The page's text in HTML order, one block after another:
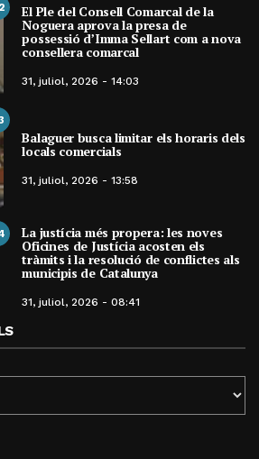
El Ple del Consell Comarcal de la
Noguera aprova la presa de
possessió d’Imma Sellart com a nova
consellera comarcal
31, juliol, 2026 - 14:03
Balaguer busca limitar els horaris dels
locals comercials
31, juliol, 2026 - 13:58
La justícia més propera: les noves
Oficines de Justícia acosten els
tràmits i la resolució de conflictes als
municipis de Catalunya
31, juliol, 2026 - 08:41